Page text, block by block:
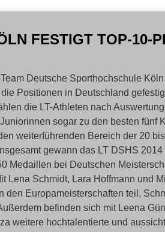
FESTIGT TOP-10-
Deutsche Sporthochschule
Positionen in Deutschland
die LT-Athleten nach
sogar zu den besten fünf
weiterführenden Bereich der 20
gewann das LT DSHS
Medaillen bei Deutschen
Lena Schmidt, Lara Hoffmann und
den Europameisterschaften teil,
befinden sich mit Leena
weitere hochtalentierte und